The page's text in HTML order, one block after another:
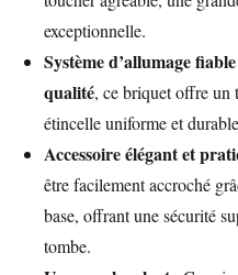
exceptionnelle.
Système d’allumage fiable
qualité, ce briquet offre un
étincelle uniforme et
Accessoire élégant et
être facilement accroché
base, offrant une sécurité
tombe.